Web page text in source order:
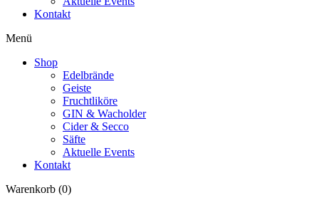
Kontakt
Menü
Shop
Edelbrände
Geiste
Fruchtliköre
GIN & Wacholder
Cider & Secco
Säfte
Aktuelle Events
Kontakt
Warenkorb (0)